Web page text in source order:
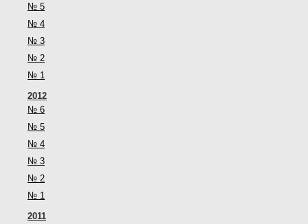
№ 5
№ 4
№ 3
№ 2
№ 1
2012
№ 6
№ 5
№ 4
№ 3
№ 2
№ 1
2011